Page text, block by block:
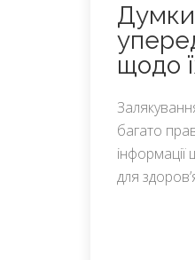
щодо
багато
інформації
для